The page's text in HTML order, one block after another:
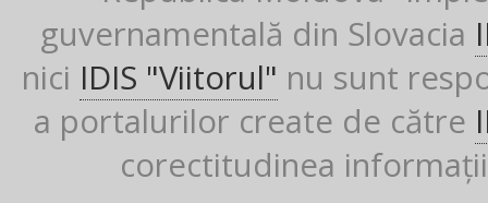
guvernamentală din Slovacia
nici IDIS "Viitorul" nu sunt
a portalurilor create de către
corectitudinea